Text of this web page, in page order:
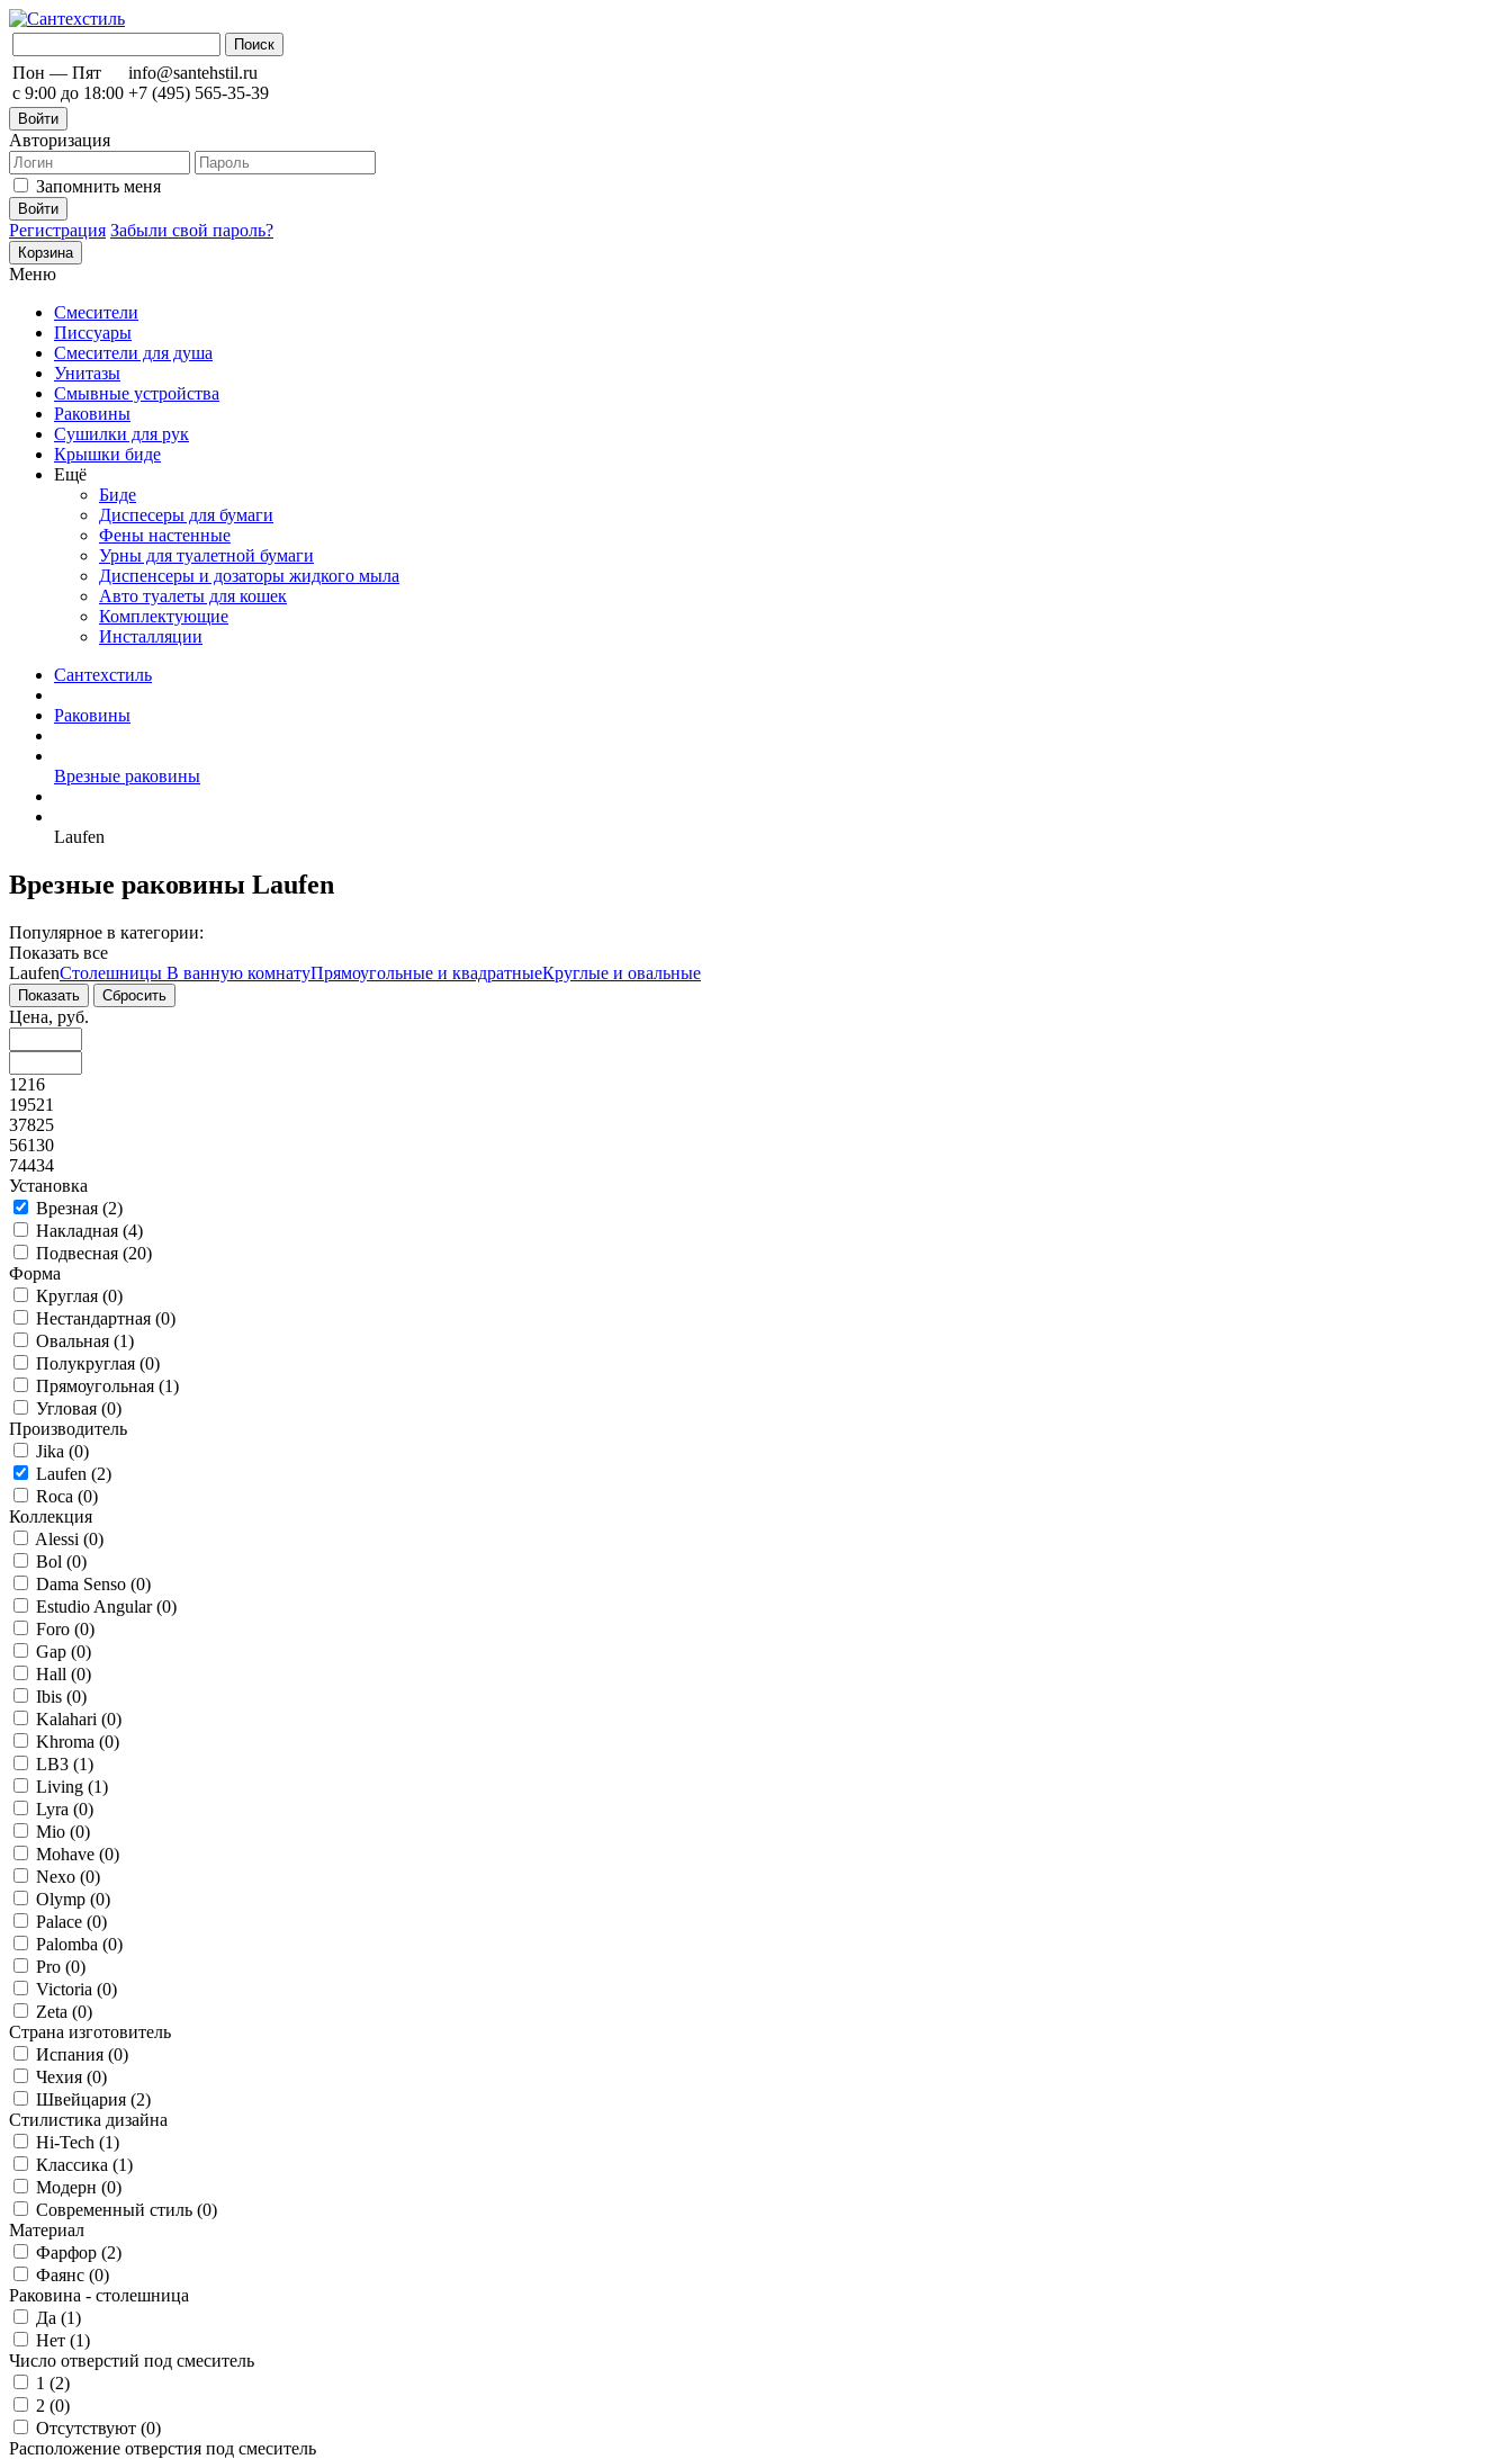
Пон — Пят
с 9:00 до 18:00
info@santehstil.ru
+7 (495) 565-35-39
Войти
Авторизация
Запомнить меня
Регистрация Забыли свой пароль?
Корзина
Меню
Смесители
Писсуары
Смесители для душа
Унитазы
Смывные устройства
Раковины
Сушилки для рук
Крышки биде
Ещё
Биде
Диспесеры для бумаги
Фены настенные
Урны для туалетной бумаги
Диспенсеры и дозаторы жидкого мыла
Авто туалеты для кошек
Комплектующие
Инсталляции
Сантехстиль
Раковины
Врезные раковины
Laufen
Врезные раковины Laufen
Популярное в категории:
Показать все
LaufenСтолешницы В ванную комнатуПрямоугольные и квадратныеКруглые и овальные
Цена, руб.
1216
19521
37825
56130
74434
Установка
Врезная (2)
Накладная (4)
Подвесная (20)
Форма
Круглая (0)
Нестандартная (0)
Овальная (1)
Полукруглая (0)
Прямоугольная (1)
Угловая (0)
Производитель
Jika (0)
Laufen (2)
Roca (0)
Коллекция
Alessi (0)
Bol (0)
Dama Senso (0)
Estudio Angular (0)
Foro (0)
Gap (0)
Hall (0)
Ibis (0)
Kalahari (0)
Khroma (0)
LB3 (1)
Living (1)
Lyra (0)
Mio (0)
Mohave (0)
Nexo (0)
Olymp (0)
Palace (0)
Palomba (0)
Pro (0)
Victoria (0)
Zeta (0)
Страна изготовитель
Испания (0)
Чехия (0)
Швейцария (2)
Стилистика дизайна
Hi-Tech (1)
Классика (1)
Модерн (0)
Современный стиль (0)
Материал
Фарфор (2)
Фаянс (0)
Раковина - столешница
Да (1)
Нет (1)
Число отверстий под смеситель
1 (2)
2 (0)
Отсутствуют (0)
Расположение отверстия под смеситель